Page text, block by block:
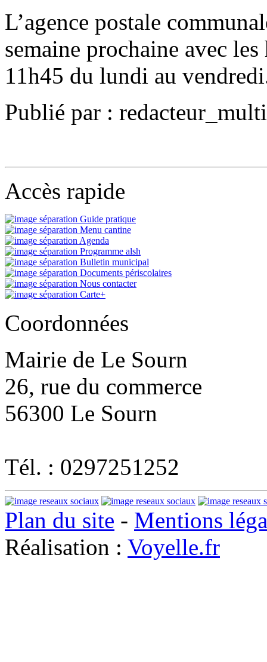
L’agence postale
semaine prochaine avec
11h45 du lundi au
Publié par :
Accès rapide
Guide pratique
Menu cantine
Agenda
Programme alsh
Bulletin municipal
Documents périscolaires
Nous contacter
Carte+
Coordonnées
Mairie de Le Sourn
26, rue du commerce
56300 Le Sourn
Tél. : 0297251252
Plan du site - Mentions
Réalisation : Voyelle.fr